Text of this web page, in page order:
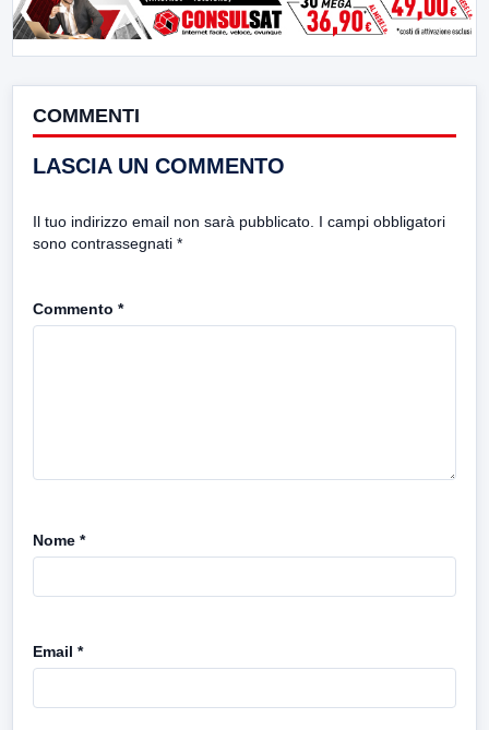
COMMENTI
LASCIA UN COMMENTO
Il tuo indirizzo email non sarà pubblicato. I campi obbligatori
sono contrassegnati *
Commento *
Nome *
Email *